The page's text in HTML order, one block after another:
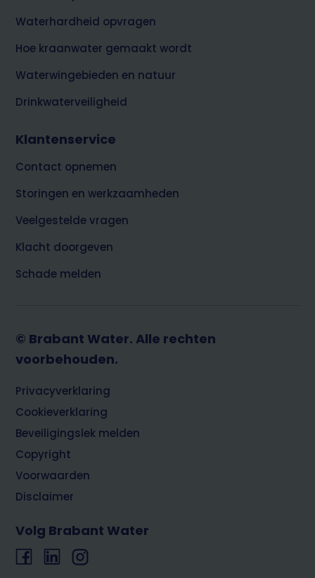
Waterhardheid opvragen
Hoe kraanwater gemaakt wordt
Waterwingebieden en natuur
Drinkwaterveiligheid
Klantenservice
Contact opnemen
Storingen en werkzaamheden
Veelgestelde vragen
Klacht doorgeven
Schade melden
© Brabant Water. Alle rechten
voorbehouden.
Footer
Privacyverklaring
Cookieverklaring
Beveiligingslek melden
Copyright
Voorwaarden
Disclaimer
Volg Brabant Water
FacebookLinkedInInstagram